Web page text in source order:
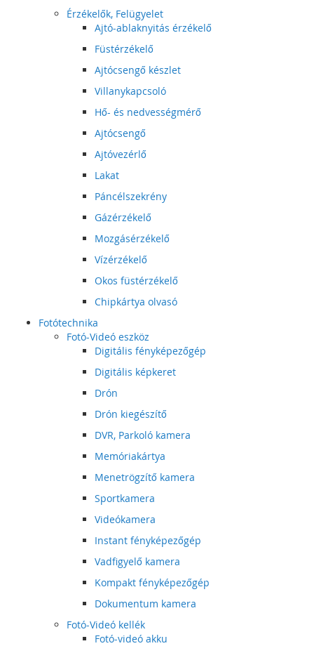
Érzékelők, Felügyelet
Ajtó-ablaknyitás érzékelő
Füstérzékelő
Ajtócsengő készlet
Villanykapcsoló
Hő- és nedvességmérő
Ajtócsengő
Ajtóvezérlő
Lakat
Páncélszekrény
Gázérzékelő
Mozgásérzékelő
Vízérzékelő
Okos füstérzékelő
Chipkártya olvasó
Fotótechnika
Fotó-Videó eszköz
Digitális fényképezőgép
Digitális képkeret
Drón
Drón kiegészítő
DVR, Parkoló kamera
Memóriakártya
Menetrögzítő kamera
Sportkamera
Videókamera
Instant fényképezőgép
Vadfigyelő kamera
Kompakt fényképezőgép
Dokumentum kamera
Fotó-Videó kellék
Fotó-videó akku